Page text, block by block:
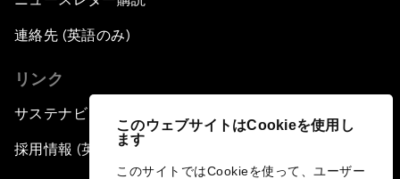
このウェブサイトはCookieを使用し
ます
このサイトではCookieを使って、ユーザー
連絡先 (英語のみ)
リンク
サステナビリティへの取り組み
採用情報 (英語のみ)